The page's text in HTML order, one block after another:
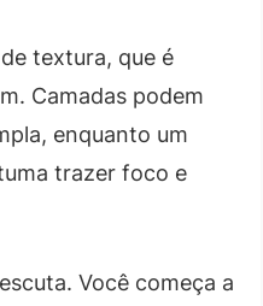
textura, que é
Camadas podem
enquanto um
trazer foco e
Você começa a